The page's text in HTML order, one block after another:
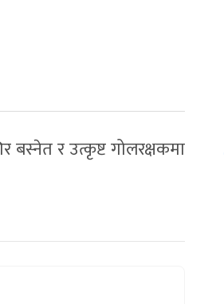
बस्नेत र उत्कृष्ट गोलरक्षकमा